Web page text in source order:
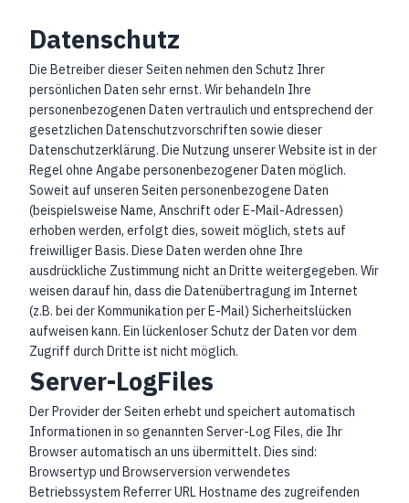
Datenschutz
Die Betreiber dieser Seiten nehmen den Schutz Ihrer
persönlichen Daten sehr ernst. Wir behandeln Ihre
personenbezogenen Daten vertraulich und entsprechend der
gesetzlichen Datenschutzvorschriften sowie dieser
Datenschutzerklärung. Die Nutzung unserer Website ist in der
Regel ohne Angabe personenbezogener Daten möglich.
Soweit auf unseren Seiten personenbezogene Daten
(beispielsweise Name, Anschrift oder E-Mail-Adressen)
erhoben werden, erfolgt dies, soweit möglich, stets auf
freiwilliger Basis. Diese Daten werden ohne Ihre
ausdrückliche Zustimmung nicht an Dritte weitergegeben. Wir
weisen darauf hin, dass die Datenübertragung im Internet
(z.B. bei der Kommunikation per E-Mail) Sicherheitslücken
aufweisen kann. Ein lückenloser Schutz der Daten vor dem
Zugriff durch Dritte ist nicht möglich.
Server-LogFiles
Der Provider der Seiten erhebt und speichert automatisch
Informationen in so genannten Server-Log Files, die Ihr
Browser automatisch an uns übermittelt. Dies sind:
Browsertyp und Browserversion verwendetes
Betriebssystem Referrer URL Hostname des zugreifenden